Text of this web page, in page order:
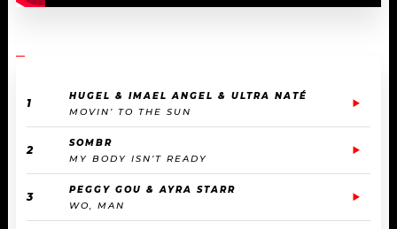
1
HUGEL & IMAEL ANGEL & ULTRA NATÉ
MOVIN’ TO THE SUN
2
SOMBR
MY BODY ISN’T READY
3
PEGGY GOU & AYRA STARR
WO, MAN